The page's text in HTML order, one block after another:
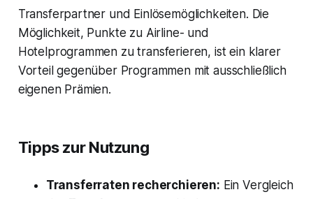
Transferpartner und Einlösemöglichkeiten. Die
Möglichkeit, Punkte zu Airline- und
Hotelprogrammen zu transferieren, ist ein klarer
Vorteil gegenüber Programmen mit ausschließlich
eigenen Prämien.
Tipps zur Nutzung
Transferraten recherchieren: Ein Vergleich